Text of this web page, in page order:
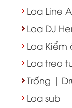
Loa Line
Loa DJ
Loa Kiểm
Loa treo
Trống |
Loa sub